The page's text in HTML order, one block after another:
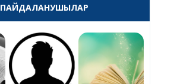
ПАЙДАЛАНУШЫЛАР